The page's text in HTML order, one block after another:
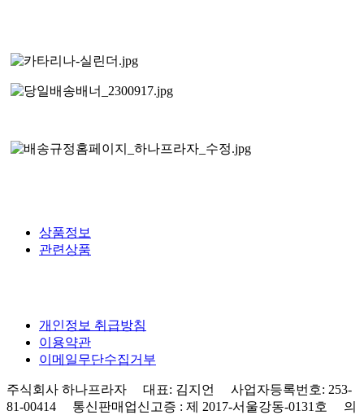
상품정보
관련상품
개인정보 취급방침
이용약관
이메일무단수집거부
주식회사 하나프라자 대표: 김지언 사업자등록번호: 253-
81-00414 통신판매업신고증 : 제 2017-서울강동-0131호 의